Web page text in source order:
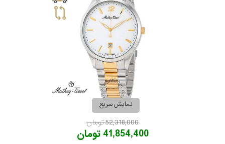
نمایش سریع
52,318,000 تومان
41,854,400 تومان